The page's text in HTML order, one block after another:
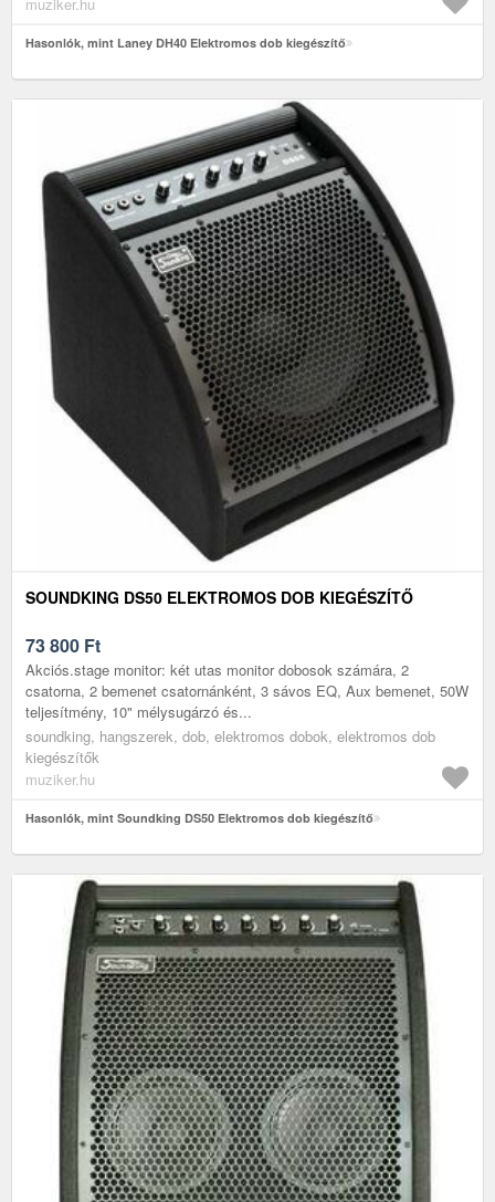
Hasonlók, mint Laney DH40 Elektromos dob kiegészítő
SOUNDKING DS50 ELEKTROMOS DOB KIEGÉSZÍTŐ
73 800 Ft
Akciós.stage monitor: két utas monitor dobosok számára, 2
csatorna, 2 bemenet csatornánként, 3 sávos EQ, Aux bemenet, 50W
teljesítmény, 10" mélysugárzó és...
soundking, hangszerek, dob, elektromos dobok, elektromos dob
kiegészítők
muziker.hu
Hasonlók, mint Soundking DS50 Elektromos dob kiegészítő